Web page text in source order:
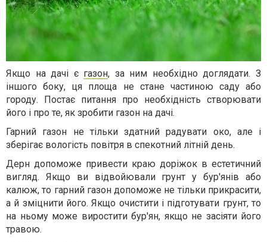
Якщо на дачі є газон, за ним необхідно доглядати. З
іншого боку, ця площа не стане частиною саду або
городу. Постає питання про необхідність створювати
його і про те, як зробити газон на дачі.
Гарний газон не тільки здатний радувати око, але і
зберігає вологість повітря в спекотний літній день.
Дерн допоможе привести краю доріжок в естетичний
вигляд. Якщо ви відвойювали грунт у бур'янів або
калюж, то гарний газон допоможе не тільки прикрасити,
а й зміцнити його. Якщо очистити і підготувати грунт, то
на ньому може виростити бур'ян, якщо не засіяти його
травою.